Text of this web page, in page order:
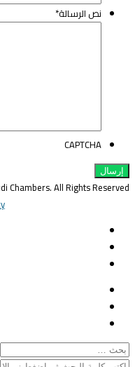
نص الرسالة*
CAPTCHA
Chambers. All Rights
Twitter
LinkedIn
YouTube
Twitter
LinkedIn
YouTube